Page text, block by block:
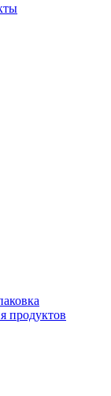
продуктов